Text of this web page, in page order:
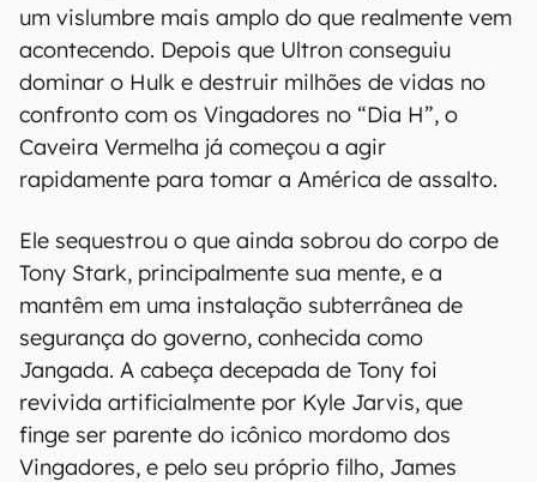
um vislumbre mais amplo do que realmente vem
acontecendo. Depois que Ultron conseguiu
dominar o Hulk e destruir milhões de vidas no
confronto com os Vingadores no “Dia H”, o
Caveira Vermelha já começou a agir
rapidamente para tomar a América de assalto.
Ele sequestrou o que ainda sobrou do corpo de
Tony Stark, principalmente sua mente, e a
mantêm em uma instalação subterrânea de
segurança do governo, conhecida como
Jangada. A cabeça decepada de Tony foi
revivida artificialmente por Kyle Jarvis, que
finge ser parente do icônico mordomo dos
Vingadores, e pelo seu próprio filho, James